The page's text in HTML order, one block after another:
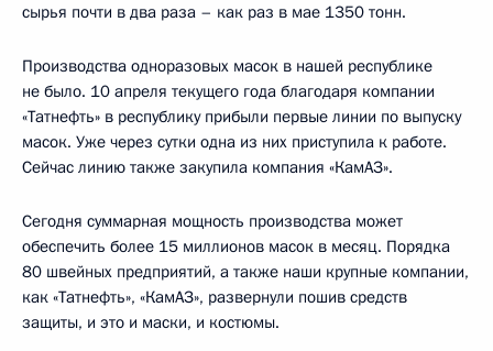
сырья почти в два раза – как раз в мае 1350 тонн.
Производства одноразовых масок в нашей республике
не было. 10 апреля текущего года благодаря компании
«Татнефть» в республику прибыли первые линии по выпуску
масок. Уже через сутки одна из них приступила к работе.
Сейчас линию также закупила компания «КамАЗ».
Сегодня суммарная мощность производства может
обеспечить более 15 миллионов масок в месяц. Порядка
80 швейных предприятий, а также наши крупные компании,
как «Татнефть», «КамАЗ», развернули пошив средств
защиты, и это и маски, и костюмы.